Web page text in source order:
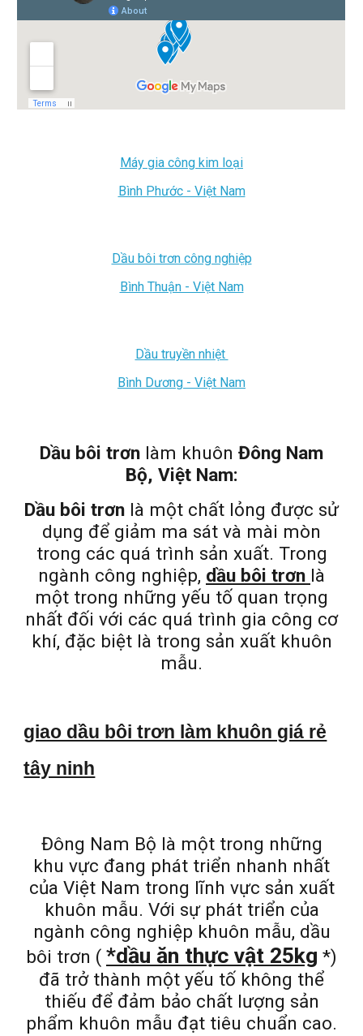
Máy gia công kim loại
Bình Phước - Việt Nam
Dầu bôi trơn công nghiệp
Bình Thuận - Việt Nam
Dầu truyền nhiệt
Bình Dương - Việt Nam
Dầu bôi trơn làm khuôn Đông Nam
Bộ, Việt Nam:
Dầu bôi trơn là một chất lỏng được sử
dụng để giảm ma sát và mài mòn
trong các quá trình sản xuất. Trong
ngành công nghiệp, dầu bôi trơn là
một trong những yếu tố quan trọng
nhất đối với các quá trình gia công cơ
khí, đặc biệt là trong sản xuất khuôn
mẫu.
giao dầu bôi trơn làm khuôn giá rẻ
tây ninh
Đông Nam Bộ là một trong những
khu vực đang phát triển nhanh nhất
của Việt Nam trong lĩnh vực sản xuất
khuôn mẫu. Với sự phát triển của
ngành công nghiệp khuôn mẫu, dầu
bôi trơn ( *dầu ăn thực vật 25kg *)
đã trở thành một yếu tố không thể
thiếu để đảm bảo chất lượng sản
phẩm khuôn mẫu đạt tiêu chuẩn cao.